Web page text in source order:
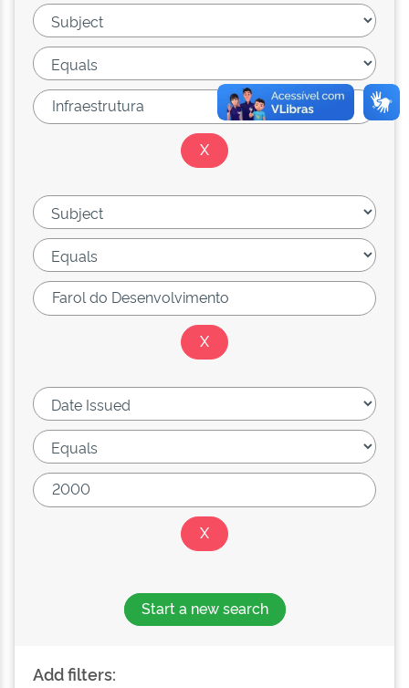
Start a new search
Add filters: